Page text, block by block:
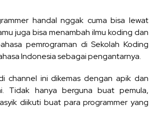
handal nggak cuma bisa lewat
juga bisa menambah ilmu koding dan
pemrograman di Sekolah Koding
Indonesia sebagai pengantarnya.
channel ini dikemas dengan apik dan
Tidak hanya berguna buat pemula,
diikuti buat para programmer yang